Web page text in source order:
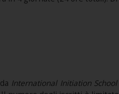
International Initiation School